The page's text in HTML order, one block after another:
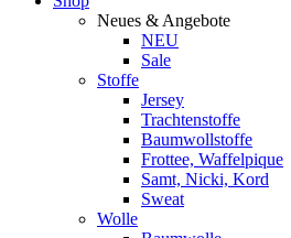
Neues & Angebote
NEU
Sale
Stoffe
Jersey
Trachtenstoffe
Baumwollstoffe
Frottee, Waffelpique
Samt, Nicki, Kord
Sweat
Wolle